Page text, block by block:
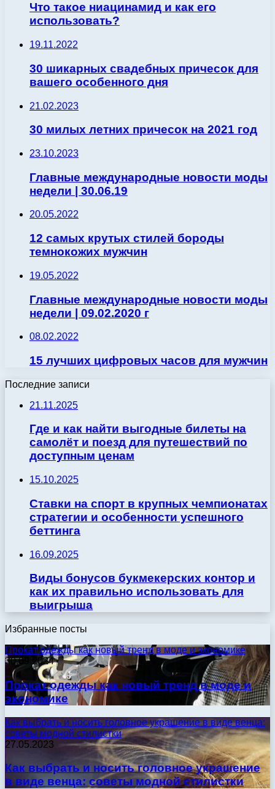
Что такое ниацинамид и как его
использовать?
19.11.2022
30 шикарных свадебных причесок для
вашего особенного дня
21.02.2023
30 милых летних причесок на 2021 год
23.10.2023
Главные международные новости моды
недели | 30.06.19
20.05.2022
12 самых крутых стилей бороды
темнокожих мужчин
19.05.2022
Главные международные новости моды
недели | 09.02.2020 г
08.02.2022
15 лучших цифровых часов для мужчин
Последние записи
21.11.2025
Где и как найти выгодные билеты на
самолёт и поезд для путешествий по
доступным ценам
15.10.2025
Ставки на спорт в крупных чемпионатах
стратегии и особенности успешного
беттинга
16.09.2025
Виды бонусов букмекерских контор и
как их правильно использовать для
выигрыша
Избранные посты
Прокат одежды как новый тренд в моде и экономике
30.09.2024
Прокат одежды как новый тренд в моде и
экономике
Как выбрать и носить головное украшение в виде венца:
советы модной стилистки
27.05.2023
Как выбрать и носить головное украшение
в виде венца: советы модной стилистки